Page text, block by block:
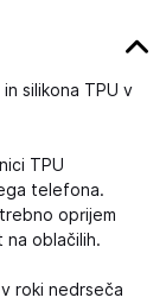
silikona TPU v
TPU
telefona.
oprijem
oblačilih.
roki nedrseča